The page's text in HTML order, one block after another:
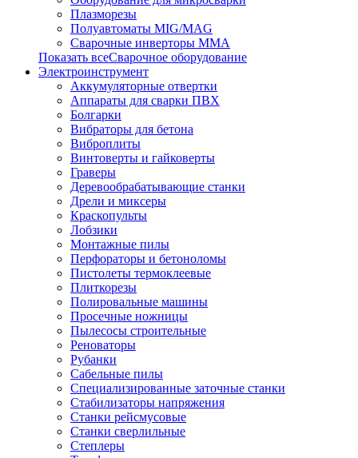
Плазморезы
Полуавтоматы MIG/MAG
Сварочные инверторы ММА
Показать всеСварочное оборудование
Электроинструмент
Аккумуляторные отвертки
Аппараты для сварки ПВХ
Болгарки
Вибраторы для бетона
Виброплиты
Винтоверты и гайковерты
Граверы
Деревообрабатывающие станки
Дрели и миксеры
Краскопульты
Лобзики
Монтажные пилы
Перфораторы и бетоноломы
Пистолеты термоклеевые
Плиткорезы
Полировальные машины
Просечные ножницы
Пылесосы строительные
Реноваторы
Рубанки
Сабельные пилы
Специализированные заточные станки
Стабилизаторы напряжения
Станки рейсмусовые
Станки сверлильные
Степлеры